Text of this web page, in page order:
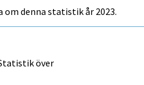
denna statistik år 2023.
över